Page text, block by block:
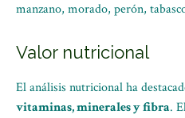
manzano, morado, perón,
Valor nutricional
El análisis nutricional ha
vitaminas, minerales y fibra.